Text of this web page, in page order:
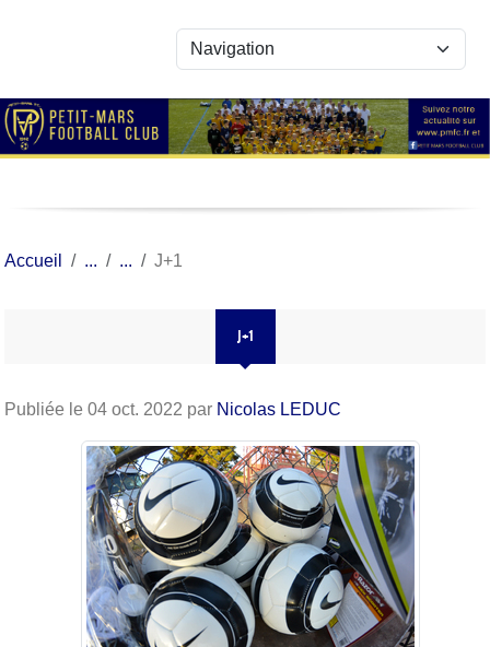
Accueil J+1
J+1
Publiée le 04 oct. 2022 par Nicolas LEDUC